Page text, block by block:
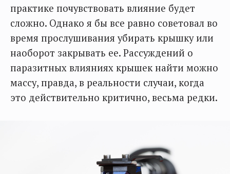
практике почувствовать влияние будет
сложно. Однако я бы все равно советовал во
время прослушивания убирать крышку или
наоборот закрывать ее. Рассуждений о
паразитных влияниях крышек найти можно
массу, правда, в реальности случаи, когда
это действительно критично, весьма редки.